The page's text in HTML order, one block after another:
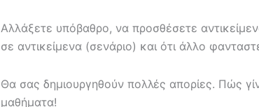
Αλλάξετε υπόβαθρο, να προσθέσετε
σε αντικείμενα (σενάριο) και ότι άλλο
Θα σας δημιουργηθούν πολλές απορίες. Πώς
μαθήματα!